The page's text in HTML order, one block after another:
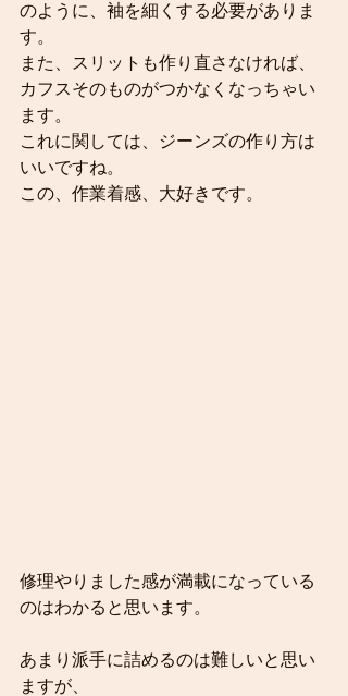
のように、袖を細くする必要がありま
す。
また、スリットも作り直さなければ、
カフスそのものがつかなくなっちゃい
ます。
これに関しては、ジーンズの作り方は
いいですね。
この、作業着感、大好きです。
修理やりました感が満載になっている
のはわかると思います。
あまり派手に詰めるのは難しいと思い
ますが、